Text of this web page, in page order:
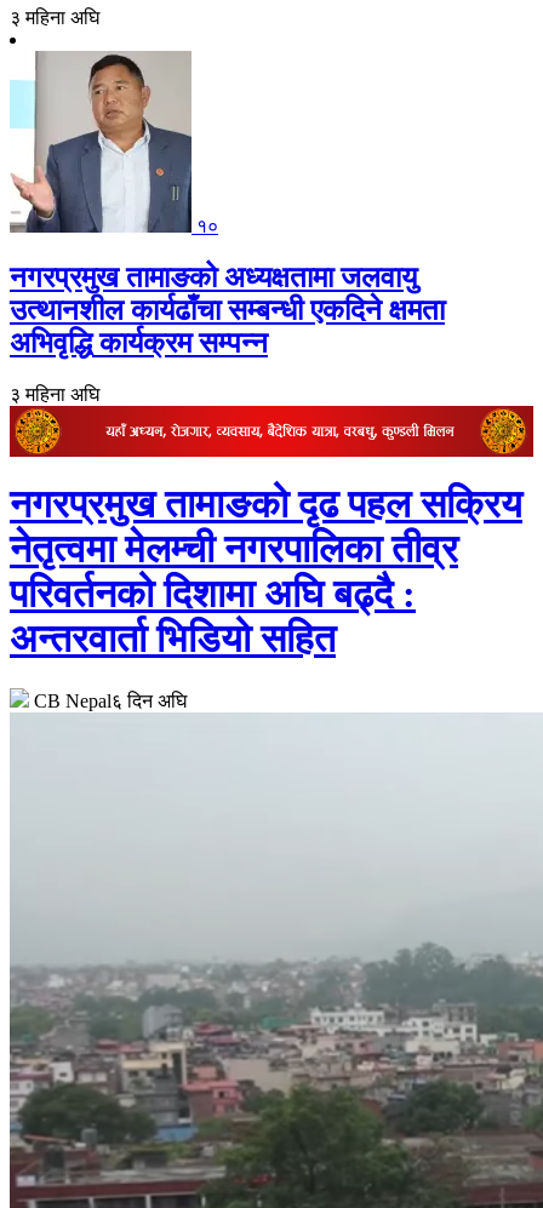
३ महिना अघि
१०
नगरप्रमुख तामाङको अध्यक्षतामा जलवायु
उत्थानशील कार्यढाँचा सम्बन्धी एकदिने क्षमता
अभिवृद्धि कार्यक्रम सम्पन्न
३ महिना अघि
नगरप्रमुख तामाङको दृढ पहल सक्रिय
नेतृत्वमा मेलम्ची नगरपालिका तीव्र
परिवर्तनको दिशामा अघि बढ्दै :
अन्तरवार्ता भिडियो सहित
CB Nepal६ दिन अघि